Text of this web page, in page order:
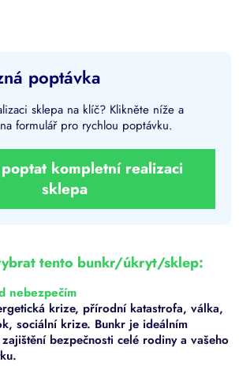
poptávka
sklepa na klíč? Klikněte níže a
formulář pro rychlou poptávku.
kompletní realizaci
sklepa
tento bunkr/úkryt/sklep:
nebezpečím
krize, přírodní katastrofa, válka,
sociální krize. Bunkr je ideálním
bezpečnosti celé rodiny a vašeho